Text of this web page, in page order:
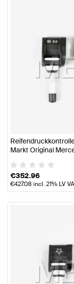
Markt Original
€352.96
€427.08 incl. 21% LV